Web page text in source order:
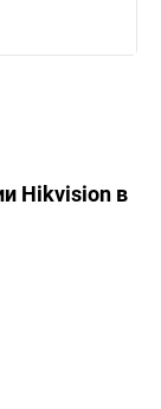
Hikvision в